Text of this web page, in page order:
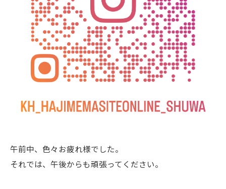
午前中、色々お疲れ様でした。
それでは、午後からも頑張ってください。